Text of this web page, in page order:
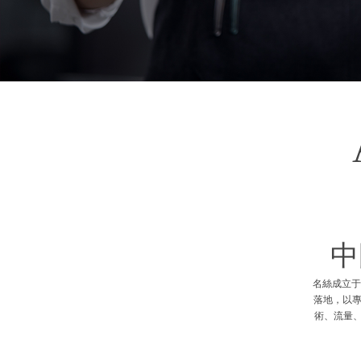
名絲成立
落地，以
術、流量